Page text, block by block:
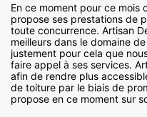
En ce moment pour ce mois
propose ses prestations de
toute concurrence. Artisan
meilleurs dans le domaine
justement pour cela que
faire appel à ses services.
afin de rendre plus
de toiture par le biais de
propose en ce moment sur